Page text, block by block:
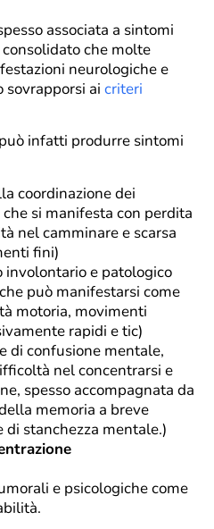
associata a sintomi
che molte
neurologiche e
sovrapporsi ai criteri
infatti produrre sintomi
coordinazione dei
si manifesta con perdita
nel camminare e scarsa
fini)
involontario e patologico
può manifestarsi come
motoria, movimenti
rapidi e tic)
di confusione mentale,
nel concentrarsi e
spesso accompagnata da
memoria a breve
di stanchezza mentale.)
e psicologiche come